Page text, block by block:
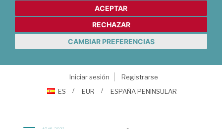
ACEPTAR
RECHAZAR
CAMBIAR PREFERENCIAS
Iniciar sesión
Registrarse
ES
EUR ESPAÑA PENINSULAR